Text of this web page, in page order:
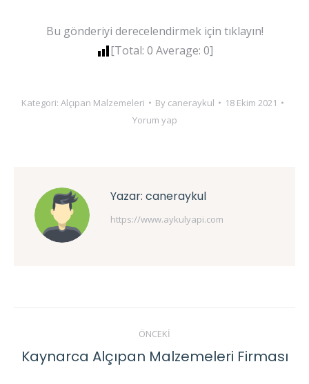
Bu gönderiyi derecelendirmek için tıklayın!
[Total: 0 Average: 0]
Kategori: Alçıpan Malzemeleri By caneraykul
18 Ekim 2021
Yorum yap
Yazar: caneraykul
https://www.aykulyapi.com
navigation
ÖNCEKI
Previous
Kaynarca Alçıpan Malzemeleri Firması